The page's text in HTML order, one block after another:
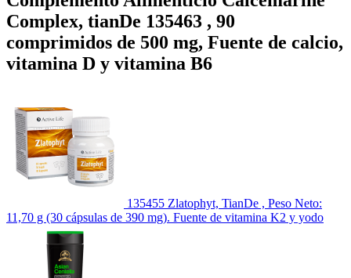
Complex, tianDe 135463 , 90
comprimidos de 500 mg, Fuente de calcio,
vitamina D y vitamina B6
135455 Zlatophyt, TianDe , Peso Neto:
11,70 g (30 cápsulas de 390 mg). Fuente de vitamina K2 y yodo